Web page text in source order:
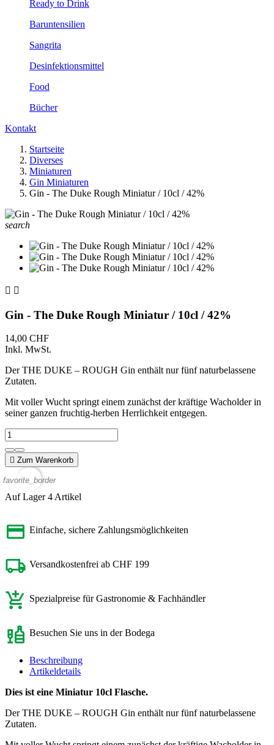
Ready to Drink
Baruntensilien
Sangrita
Desinfektionsmittel
Food
Bücher
Kontakt
Startseite
Diverses
Miniaturen
Gin Miniaturen
Gin - The Duke Rough Miniatur / 10cl / 42%
search
 
Gin - The Duke Rough Miniatur / 10cl / 42%
14,00 CHF
Inkl. MwSt.
Der THE DUKE – ROUGH Gin enthält nur fünf naturbelassene
Zutaten.
Mit voller Wucht springt einem zunächst der kräftige Wacholder in
seiner ganzen fruchtig-herben Herrlichkeit entgegen.
 Zum Warenkorb
favorite_border
Auf Lager 4 Artikel
Einfache, sichere Zahlungsmöglichkeiten
Versandkostenfrei ab CHF 199
Spezialpreise für Gastronomie & Fachhändler
Besuchen Sie uns in der Bodega
Beschreibung
Artikeldetails
Dies ist eine Miniatur 10cl Flasche.
Der THE DUKE – ROUGH Gin enthält nur fünf naturbelassene
Zutaten.